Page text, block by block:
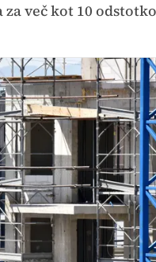
več kot 10